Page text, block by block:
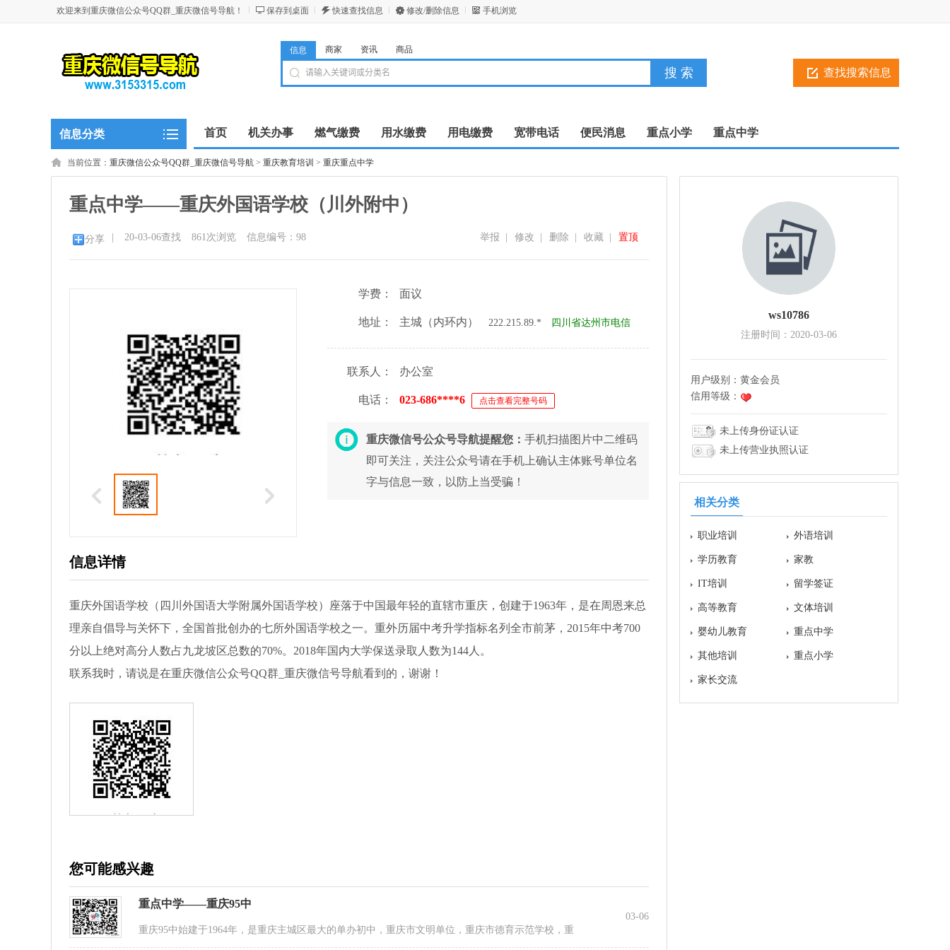
欢迎来到重庆微信公众号QQ群_重庆微信号导航！ 保存到桌面 快速查找信息 修改/删除信息 手机浏览
册
查找搜索信息
信息 商家 资讯 商品
信息分类 首页 机关办事 燃气缴费 用水缴费 用电缴费 宽带电话 便民消息 重点小学 重点中学
当前位置： 重庆微信公众号QQ群_重庆微信号导航 > 重庆教育培训 > 重庆重点中学
重点中学——重庆外国语学校（川外附中）
分享 20-03-06查找 861次浏览 信息编号：98 置顶
收藏
删除
修改
举报
学费： 面议
地址： 主城（内环内） 222.215.89.* 四川省达州市电信
联系人： 办公室
电话： 023-686****6 点击查看完整号码
重庆微信号公众号导航提醒您： 手机扫描图片中二维码
即可关注，关注公众号请在手机上确认主体账号单位名
字与信息一致，以防上当受骗！
信息详情
重庆外国语学校（四川外国语大学附属外国语学校）座落于中国最年轻的直辖市重庆，创建于1963年，是在周恩来总
理亲自倡导与关怀下，全国首批创办的七所外国语学校之一。重外历届中考升学指标名列全市前茅，2015年中考700
分以上绝对高分人数占九龙坡区总数的70%。2018年国内大学保送录取人数为144人。
联系我时，请说是在重庆微信公众号QQ群_重庆微信号导航看到的，谢谢！
您可能感兴趣
重点中学——重庆95中
重庆95中始建于1964年，是重庆主城区最大的单办初中，重庆市文明单位，重庆市德育示范学校，重
03-06
ws10786
注册时间：2020-03-06
用户级别： 黄金会员
信用等级：
未上传身份证认证
未上传营业执照认证
相关分类
职业培训 外语培训
学历教育 家教
IT培训 留学签证
高等教育 文体培训
婴幼儿教育 重点中学
其他培训 重点小学
家长交流